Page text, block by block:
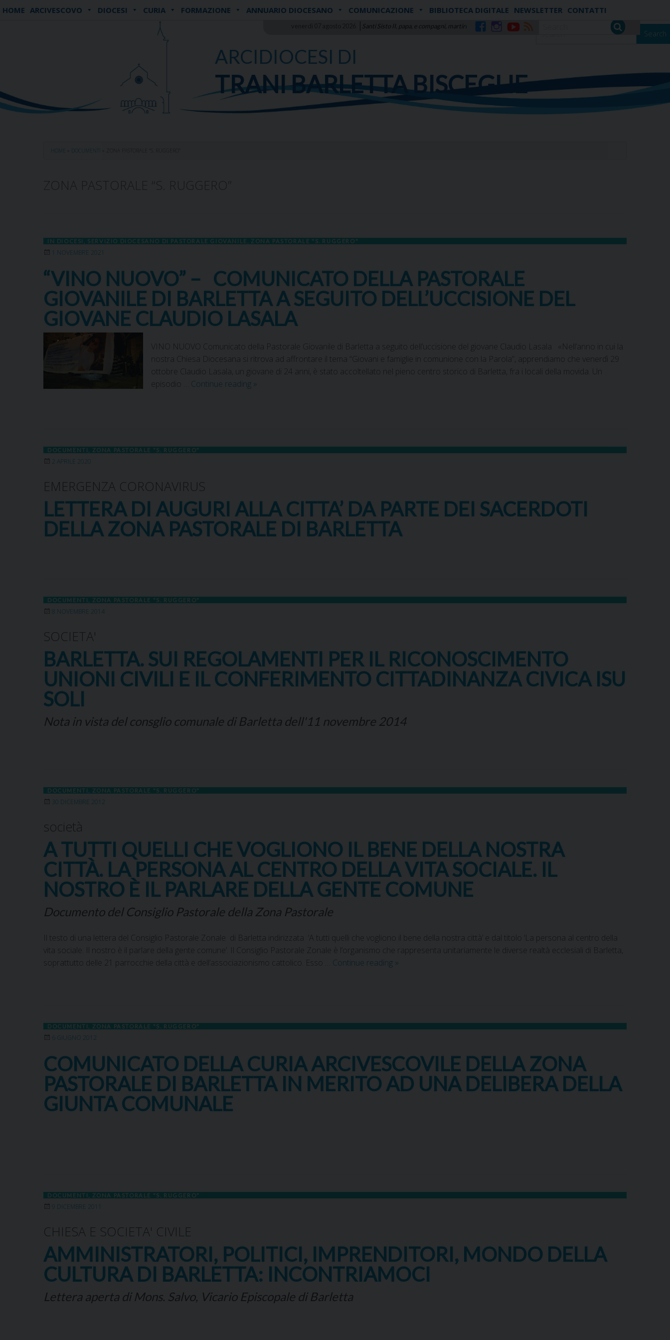
Skip
Santi Sisto II, papa, e compagni, martiri
HOME ARCIVESCOVO DIOCESI CURIA FORMAZIONE ANNUARIO DIOCESANO COMUNICAZIONE BIBLIOTECA DIGITALE NEWSLETTER CONTATTI
Search
ARCIDIOCESI DI
TRANI BARLETTA BISCEGLIE
HOME DOCUMENTI
IN DIOCESI SERVIZIO DIOCESANO DI PASTORALE GIOVANILE ZONA PASTORALE "S. RUGGERO"
1 NOVEMBRE 2021
“VINO NUOVO” – COMUNICATO DELLA PASTORALE
GIOVANILE DI BARLETTA A SEGUITO DELL’UCCISIONE DEL
GIOVANE CLAUDIO LASALA
VINO NUOVO Comunicato della Pastorale Giovanile di Barletta a seguito dell’uccisione del giovane Claudio Lasala «Nell’anno in cui la
nostra Chiesa Diocesana si ritrova ad affrontare il tema “Giovani e famiglie in comunione con la Parola”, apprendiamo che venerdì 29
ottobre Claudio Lasala, un giovane di 24 anni, è stato accoltellato nel pieno centro storico di Barletta, fra i locali della movida. Un
episodio … Continue reading »
DOCUMENTI ZONA PASTORALE "S. RUGGERO"
2 APRILE 2020
EMERGENZA CORONAVIRUS
LETTERA DI AUGURI ALLA CITTA’ DA PARTE DEI SACERDOTI
DELLA ZONA PASTORALE DI BARLETTA
DOCUMENTI ZONA PASTORALE "S. RUGGERO"
8 NOVEMBRE 2014
SOCIETA'
BARLETTA. SUI REGOLAMENTI PER IL RICONOSCIMENTO
UNIONI CIVILI E IL CONFERIMENTO CITTADINANZA CIVICA ISU
SOLI
Nota in vista del consglio comunale di Barletta dell'11 novembre 2014
DOCUMENTI ZONA PASTORALE "S. RUGGERO"
30 DICEMBRE 2012
società
A TUTTI QUELLI CHE VOGLIONO IL BENE DELLA NOSTRA
CITTÀ. LA PERSONA AL CENTRO DELLA VITA SOCIALE. IL
NOSTRO È IL PARLARE DELLA GENTE COMUNE
Documento del Consiglio Pastorale della Zona Pastorale
Il testo di una lettera del Consiglio Pastorale Zonale di Barletta indirizzata ‘A tutti quelli che vogliono il bene della nostra città’ e dal titolo ‘La persona al centro della
vita sociale. Il nostro è il parlare della gente comune’. Il Consiglio Pastorale Zonale è l’organismo che rappresenta unitariamente le diverse realtà ecclesiali di Barletta,
soprattutto delle 21 parrocchie della città e dell’associazionismo cattolico. Esso … Continue reading »
DOCUMENTI ZONA PASTORALE "S. RUGGERO"
6 GIUGNO 2012
COMUNICATO DELLA CURIA ARCIVESCOVILE DELLA ZONA
PASTORALE DI BARLETTA IN MERITO AD UNA DELIBERA DELLA
GIUNTA COMUNALE
DOCUMENTI ZONA PASTORALE "S. RUGGERO"
9 DICEMBRE 2011
CHIESA E SOCIETA' CIVILE
AMMINISTRATORI, POLITICI, IMPRENDITORI, MONDO DELLA
CULTURA DI BARLETTA: INCONTRIAMOCI
Lettera aperta di Mons. Salvo, Vicario Episcopale di Barletta